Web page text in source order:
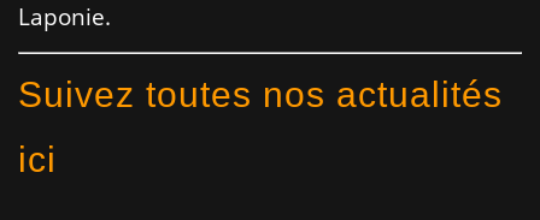
Laponie.
Suivez toutes nos actualités
ici